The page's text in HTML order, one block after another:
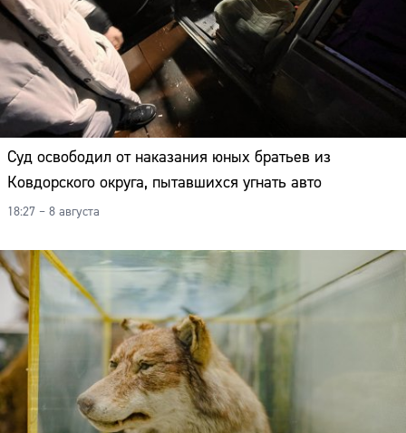
Суд освободил от наказания юных братьев из
Ковдорского округа, пытавшихся угнать авто
18:27 – 8 августа